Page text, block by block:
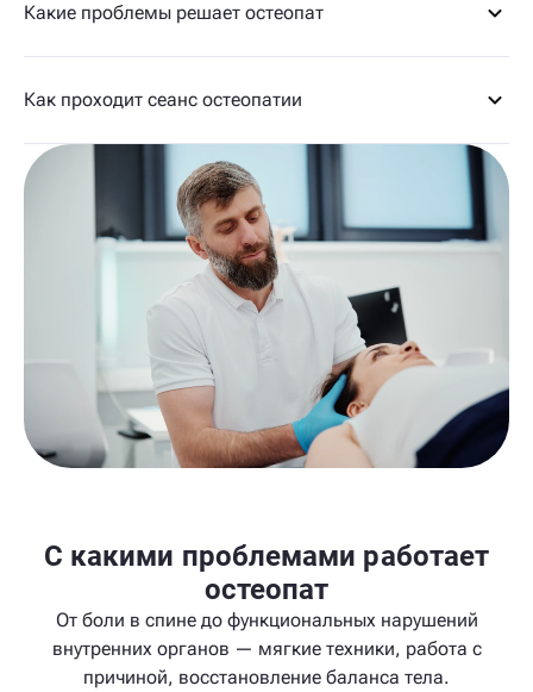
Какие проблемы решает остеопат
Как проходит сеанс остеопатии
С какими проблемами работает
остеопат
От боли в спине до функциональных нарушений
внутренних органов — мягкие техники, работа с
причиной, восстановление баланса тела.